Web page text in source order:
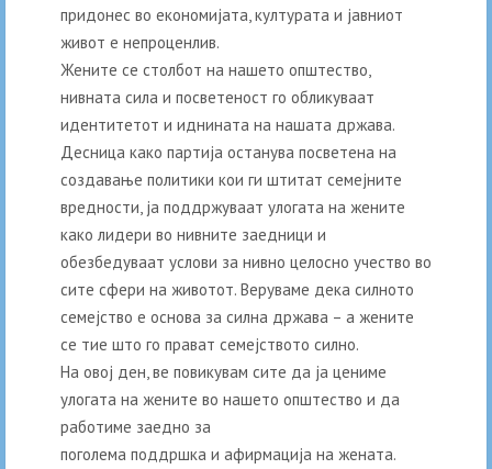
придонес во економијата, културата и јавниот
живот е непроценлив.
Жените се столбот на нашето општество,
нивната сила и посветеност го обликуваат
идентитетот и иднината на нашата држава.
Десница како партија останува посветена на
создавање политики кои ги штитат семејните
вредности, ја поддржуваат улогата на жените
како лидери во нивните заедници и
обезбедуваат услови за нивно целосно учество во
сите сфери на животот. Веруваме дека силното
семејство е основа за силна држава – а жените
се тие што го прават семејството силно.
На овој ден, ве повикувам сите да ја цениме
улогата на жените во нашето општество и да
работиме заедно за
поголема поддршка и афирмација на жената.